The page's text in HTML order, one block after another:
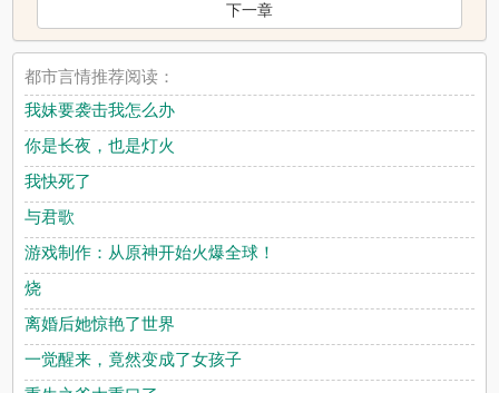
下一章
都市言情推荐阅读：
我妹要袭击我怎么办
你是长夜，也是灯火
我快死了
与君歌
游戏制作：从原神开始火爆全球！
烧
离婚后她惊艳了世界
一觉醒来，竟然变成了女孩子